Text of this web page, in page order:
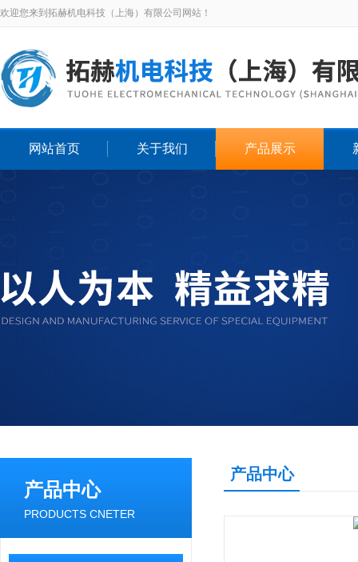
欢迎您来到拓赫机电科技（上海）有限公司网站！
网站首页 关于我们 产品展示
产品中心
PRODUCTS CNETER
产品中心